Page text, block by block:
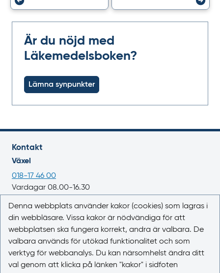
Är du nöjd med
Läkemedelsboken?
Lämna synpunkter
Kontakt
Växel
018-17 46 00
Vardagar 08.00-16.30
E-post
registrator@lakemedelsverket.se
Om webbplatsen
Om Läkemedelsboken
Kontakta oss
Denna webbplats använder kakor (cookies) som lagras i
din webbläsare. Vissa kakor är nödvändiga för att
webbplatsen ska fungera korrekt, andra är valbara. De
valbara används för utökad funktionalitet och som
verktyg för webbanalys. Du kan närsomhelst ändra ditt
val genom att klicka på länken "kakor" i sidfoten